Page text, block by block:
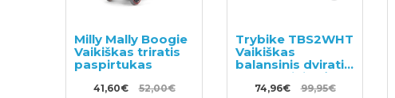
Milly Mally Boogie
Vaikiškas triratis
paspirtukas
41,60€ 52,00€
Trybike TBS2WHT
Vaikiškas
balansinis dviratis
su metaliniu rėmu
74,96€ 99,95€